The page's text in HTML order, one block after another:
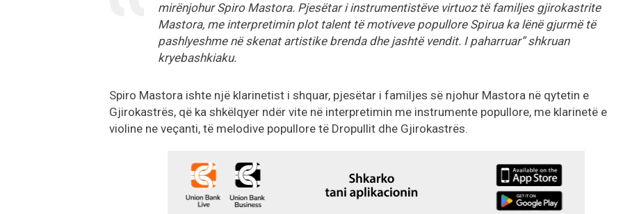
mirënjohur Spiro Mastora. Pjesëtar i instrumentistëve virtuoz të familjes gjirokastrite
Mastora, me interpretimin plot talent të motiveve popullore Spirua ka lënë gjurmë të
pashlyeshme në skenat artistike brenda dhe jashtë vendit. I paharruar” shkruan
kryebashkiaku.
Spiro Mastora ishte një klarinetist i shquar, pjesëtar i familjes së njohur Mastora në qytetin e
Gjirokastrës, që ka shkëlqyer ndër vite në interpretimin me instrumente popullore, me klarinetë e
violine ne veçanti, të melodive popullore të Dropullit dhe Gjirokastrës.